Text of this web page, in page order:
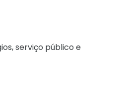
serviço público e